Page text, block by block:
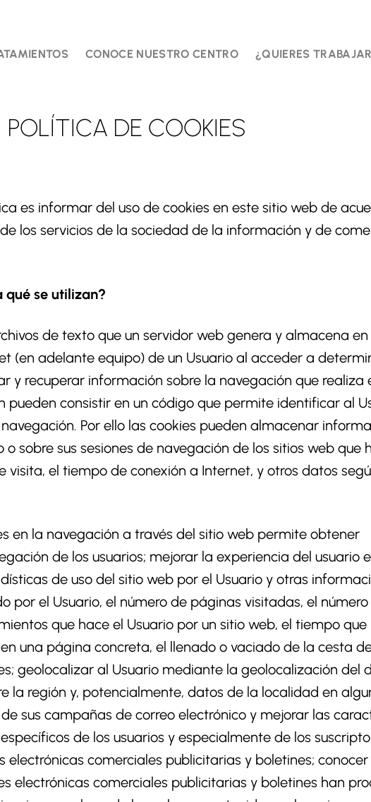
CONOCE NUESTRO CENTRO ¿QUIERES
POLÍTICA DE COOKIES
es informar del uso de cookies en este sitio web de
los servicios de la sociedad de la información y de
qué se utilizan?
de texto que un servidor web genera y almacena en
(en adelante equipo) de un Usuario al acceder a
y recuperar información sobre la navegación que realiza
pueden consistir en un código que permite identificar al
Por ello las cookies pueden almacenar
o sobre sus sesiones de navegación de los sitios web que
visita, el tiempo de conexión a Internet, y otros datos
en la navegación a través del sitio web permite obtener
de los usuarios; mejorar la experiencia del usuario
de uso del sitio web por el Usuario y otras
por el Usuario, el número de páginas visitadas, el
que hace el Usuario por un sitio web, el tiempo que
una página concreta, el llenado o vaciado de la cesta
geolocalizar al Usuario mediante la geolocalización del
la región y, potencialmente, datos de la localidad en
sus campañas de correo electrónico y mejorar las
de los usuarios y especialmente de los
electrónicas comerciales publicitarias y boletines; conocer
electrónicas comerciales publicitarias y boletines han